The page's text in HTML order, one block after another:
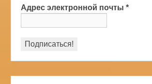
Адрес электронной почты*